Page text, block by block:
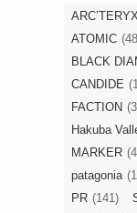
ARC’TERYX
ATOMIC
BLACK
CANDIDE
FACTION
Hakuba
MARKER
patagonia
PR (141)